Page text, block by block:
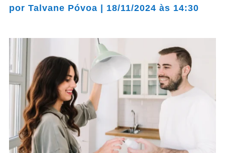
por Talvane Póvoa 18/11/2024 às 14:30